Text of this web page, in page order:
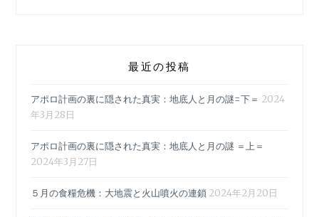
最近の投稿
アポロ計画の裏に隠された真実：地底人と月の謎=下＝ 2024
年3月28日
アポロ計画の裏に隠された真実：地底人と月の謎 ＝上＝
2024年3月27日
５月の食糧危機：大地震と火山噴火の連鎖 2024年2月20日